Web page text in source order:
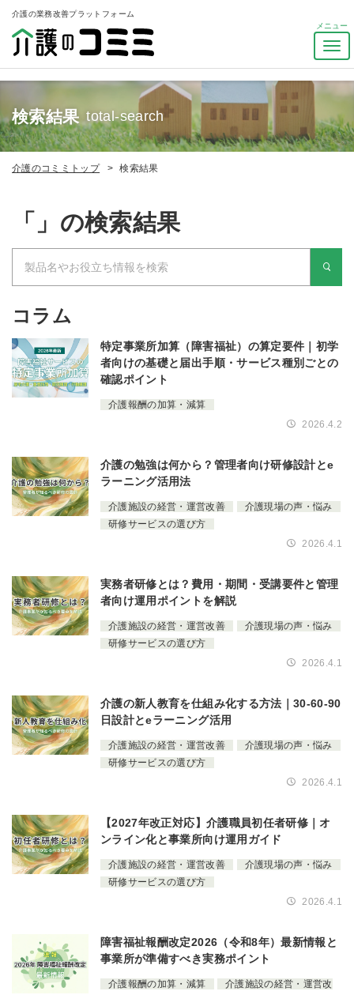
介護の業務改善プラットフォーム
ナ
ビ
ゲ
ー
シ
ョ
ン
検索結果 total-search
介護のコミミトップ 検索結果
「」の検索結果
コラム
特定事業所加算（障害福祉）の算定要件｜初学
者向けの基礎と届出手順・サービス種別ごとの
確認ポイント
介護報酬の加算・減算
2026.4.2
介護の勉強は何から？管理者向け研修設計とe
ラーニング活用法
介護施設の経営・運営改善
介護現場の声・悩み
研修サービスの選び方
2026.4.1
実務者研修とは？費用・期間・受講要件と管理
者向け運用ポイントを解説
介護施設の経営・運営改善
介護現場の声・悩み
研修サービスの選び方
2026.4.1
介護の新人教育を仕組み化する方法｜30-60-90
日設計とeラーニング活用
介護施設の経営・運営改善
介護現場の声・悩み
研修サービスの選び方
2026.4.1
【2027年改正対応】介護職員初任者研修｜オ
ンライン化と事業所向け運用ガイド
介護施設の経営・運営改善
介護現場の声・悩み
研修サービスの選び方
2026.4.1
障害福祉報酬改定2026（令和8年）最新情報と
事業所が準備すべき実務ポイント
介護報酬の加算・減算
介護施設の経営・運営改